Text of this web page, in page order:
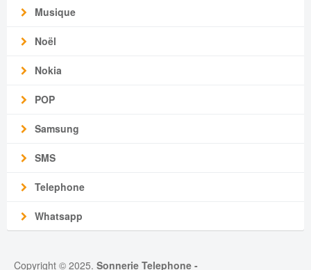
Musique
Noël
Nokia
POP
Samsung
SMS
Telephone
Whatsapp
Copyright © 2025. Sonnerie Telephone -